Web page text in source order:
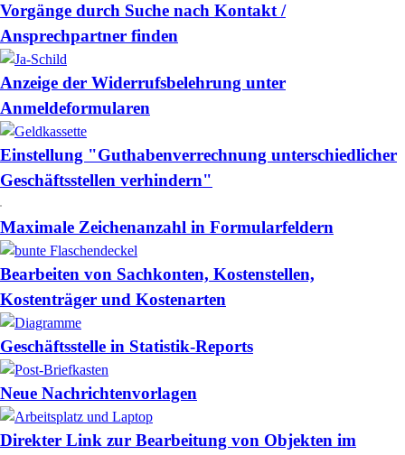
Vorgänge durch Suche nach Kontakt /
Ansprechpartner finden
Anzeige der Widerrufsbelehrung unter
Anmeldeformularen
Einstellung "Guthabenverrechnung unterschiedlicher
Geschäftsstellen verhindern"
Maximale Zeichenanzahl in Formularfeldern
Bearbeiten von Sachkonten, Kostenstellen,
Kostenträger und Kostenarten
Geschäftsstelle in Statistik-Reports
Neue Nachrichtenvorlagen
Direkter Link zur Bearbeitung von Objekten im